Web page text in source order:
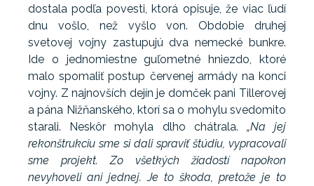
dostala podľa povesti, ktorá opisuje, že viac ľudí
dnu vošlo, než vyšlo von. Obdobie druhej
svetovej vojny zastupujú dva nemecké bunkre.
Ide o jednomiestne guľometné hniezdo, ktoré
malo spomaliť postup červenej armády na konci
vojny. Z najnovších dejín je domček pani Tillerovej
a pána Nižňanského, ktorí sa o mohylu svedomito
starali. Neskôr mohyla dlho chátrala. „Na jej
rekonštrukciu sme si dali spraviť štúdiu, vypracovali
sme projekt. Zo všetkých žiadostí napokon
nevyhoveli ani jednej. Je to škoda, pretože je to